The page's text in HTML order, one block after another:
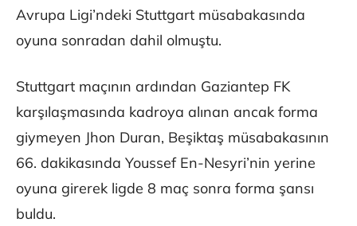
Avrupa Ligi’ndeki Stuttgart müsabakasında
oyuna sonradan dahil olmuştu.
Stuttgart maçının ardından Gaziantep FK
karşılaşmasında kadroya alınan ancak forma
giymeyen Jhon Duran, Beşiktaş müsabakasının
66. dakikasında Youssef En-Nesyri’nin yerine
oyuna girerek ligde 8 maç sonra forma şansı
buldu.